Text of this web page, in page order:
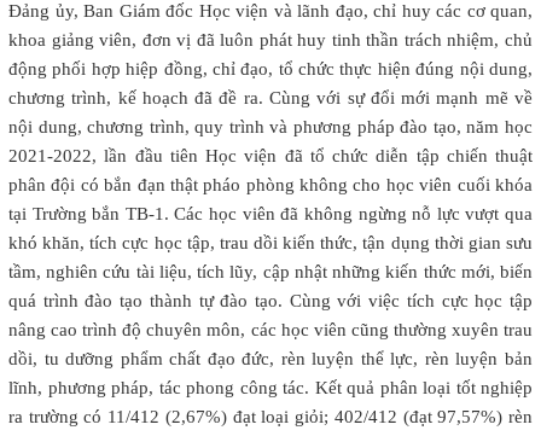
Đảng ủy, Ban Giám đốc Học viện và lãnh đạo, chỉ huy các cơ quan,
khoa giảng viên, đơn vị đã luôn phát huy tinh thần trách nhiệm, chủ
động phối hợp hiệp đồng, chỉ đạo, tổ chức thực hiện đúng nội dung,
chương trình, kế hoạch đã đề ra. Cùng với sự đổi mới mạnh mẽ về
nội dung, chương trình, quy trình và phương pháp đào tạo, năm học
2021-2022, lần đầu tiên Học viện đã tổ chức diễn tập chiến thuật
phân đội có bắn đạn thật pháo phòng không cho học viên cuối khóa
tại Trường bắn TB-1. Các học viên đã không ngừng nỗ lực vượt qua
khó khăn, tích cực học tập, trau dồi kiến thức, tận dụng thời gian sưu
tầm, nghiên cứu tài liệu, tích lũy, cập nhật những kiến thức mới, biến
quá trình đào tạo thành tự đào tạo. Cùng với việc tích cực học tập
nâng cao trình độ chuyên môn, các học viên cũng thường xuyên trau
dồi, tu dưỡng phẩm chất đạo đức, rèn luyện thể lực, rèn luyện bản
lĩnh, phương pháp, tác phong công tác. Kết quả phân loại tốt nghiệp
ra trường có 11/412 (2,67%) đạt loại giỏi; 402/412 (đạt 97,57%) rèn